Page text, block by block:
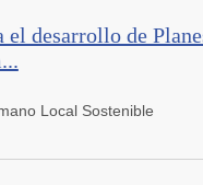
desarrollo de
Local Sostenible